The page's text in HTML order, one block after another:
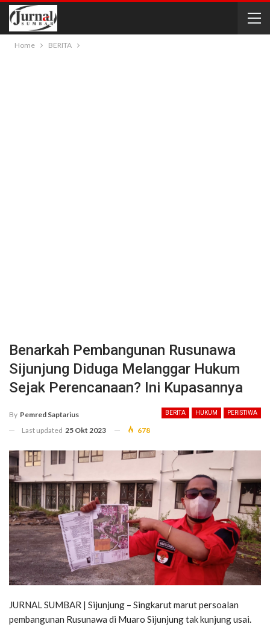
Home BERITA
Benarkah Pembangunan Rusunawa
Sijunjung Diduga Melanggar Hukum
Sejak Perencanaan? Ini Kupasannya
BERITA HUKUM PERISTIWA
By Pemred Saptarius
Last updated 25 Okt 2023 678
JURNAL SUMBAR | Sijunjung – Singkarut marut persoalan
pembangunan Rusunawa di Muaro Sijunjung tak kunjung usai.